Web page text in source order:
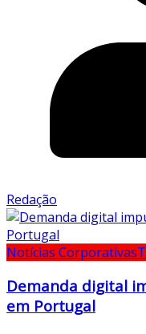
Redação
Notícias Corporativas
Demanda digital
em Portugal